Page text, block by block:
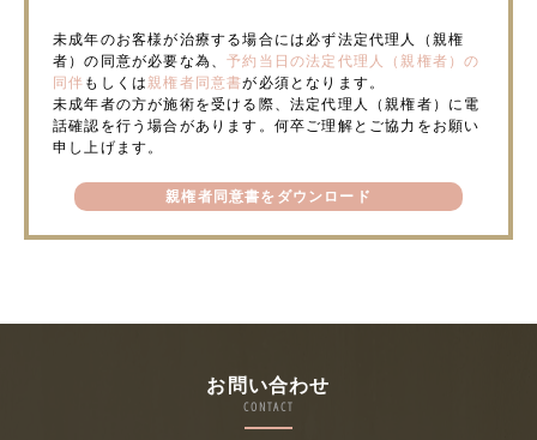
未成年のお客様が治療する場合には必ず法定代理人（親権
者）の同意が必要な為、予約当日の法定代理人（親権者）の
同伴 もしくは親権者同意書が必須となります。
未成年者の方が施術を受ける際、法定代理人（親権者）に電
話確認を行う場合があります。何卒ご理解とご協力をお願い
申し上げます。
親権者同意書をダウンロード
お問い合わせ
CONTACT